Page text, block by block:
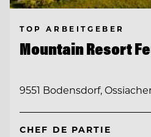
TOP ARBEITGEBER
Mountain Resort
9551 Bodensdorf,
CHEF DE PARTIE